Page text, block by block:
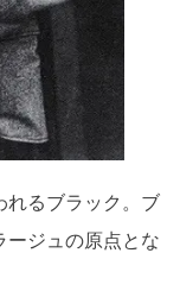
れるブラック。ブ
ージュの原点とな